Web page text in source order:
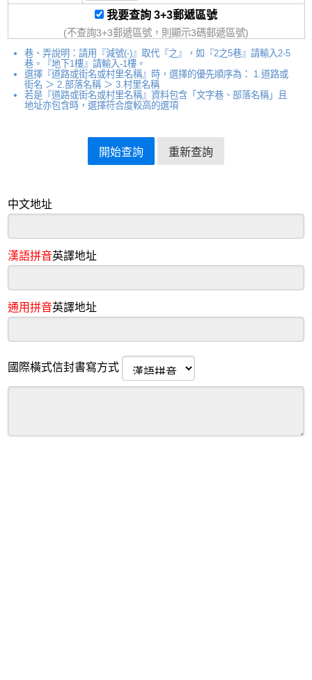
我要查詢 3+3郵遞區號
(不查詢3+3郵遞區號，則顯示3碼郵遞區號)
巷、弄說明：請用『減號(-)』取代『之』，如『2之5巷』請輸入2-5
巷。『地下1樓』請輸入-1樓。
選擇『道路或街名或村里名稱』時，選擇的優先順序為： 1.道路或
街名 ＞ 2.部落名稱 ＞ 3.村里名稱
若是『道路或街名或村里名稱』資料包含「文字巷、部落名稱」且
地址亦包含時，選擇符合度較高的選項
中文地址
漢語拼音英譯地址
通用拼音英譯地址
國際橫式信封書寫方式